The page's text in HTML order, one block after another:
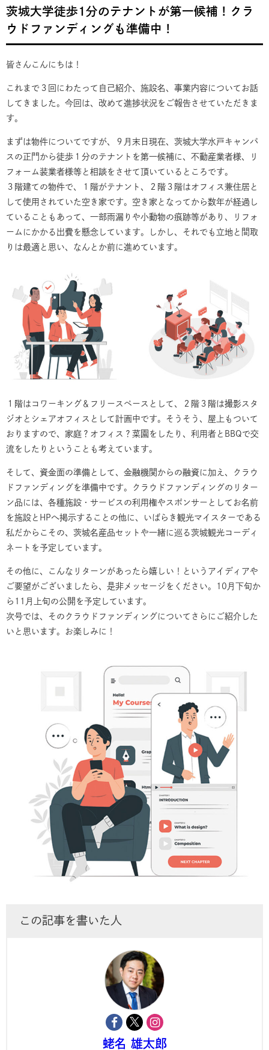
茨城大学徒歩1分のテナントが第一候補！クラ
ウドファンディングも準備中！
皆さんこんにちは！
これまで３回にわたって自己紹介、施設名、事業内容についてお話
してきました。今回は、改めて進捗状況をご報告させていただきま
す。
まずは物件についてですが、９月末日現在、茨城大学水戸キャンパ
スの正門から徒歩１分のテナントを第一候補に、不動産業者様、リ
フォーム装業者様等と相談をさせて頂いているところです。
３階建ての物件で、１階がテナント、２階３階はオフィス兼住居と
して使用されていた空き家です。空き家となってから数年が経過し
ていることもあって、一部雨漏りや小動物の痕跡等があり、リフォ
ームにかかる出費を懸念しています。しかし、それでも立地と間取
りは最適と思い、なんとか前に進めています。
１階はコワーキング＆フリースペースとして、２階３階は撮影スタ
ジオとシェアオフィスとして計画中です。そうそう、屋上もついて
おりますので、家庭？オフィス？菜園をしたり、利用者とBBQで交
流をしたりということも考えています。
そして、資金面の準備として、金融機関からの融資に加え、クラウ
ドファンディングを準備中です。クラウドファンディングのリター
ン品には、各種施設・サービスの利用権やスポンサーとしてお名前
を施設とHPへ掲示することの他に、いばらき観光マイスターである
私だからこその、茨城名産品セットや一緒に巡る茨城観光コーディ
ネートを予定しています。
その他に、こんなリターンがあったら嬉しい！というアイディアや
ご要望がございましたら、是非メッセージをください。10月下旬か
ら11月上旬の公開を予定しています。
次号では、そのクラウドファンディングについてさらにご紹介した
いと思います。お楽しみに！
この記事を書いた人
蛯名 雄太郎